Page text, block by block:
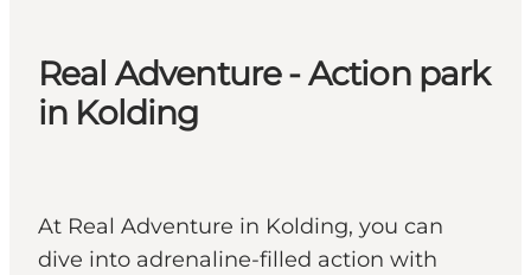
Real Adventure - Action park
in Kolding
At Real Adventure in Kolding, you can
dive into adrenaline-filled action with